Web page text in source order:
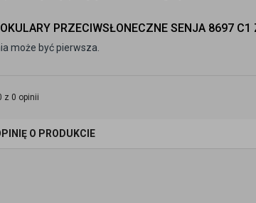
PRZECIWSŁONECZNE SENJA 8697
może być pierwsza.
z 0 opinii
O PRODUKCIE